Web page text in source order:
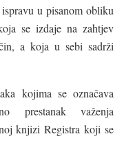
u pisanom obliku
se izdaje na zahtjev
a koja u sebi sadrži
kojima se označava
prestanak važenja
knjizi Registra koji se